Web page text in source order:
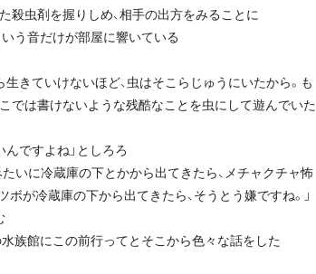
殺虫剤を握りしめ、相手の出方をみることに
う音だけが部屋に響いている
きていけないほど、虫はそこらじゅうにいたから。も
では書けないような残酷なことを虫にして遊んでいた
ですよね」としろろ
いに冷蔵庫の下とかから出てきたら、メチャクチャ怖
ボが冷蔵庫の下から出てきたら、そうとう嫌ですね。」
族館にこの前行ってとそこから色々な話をした